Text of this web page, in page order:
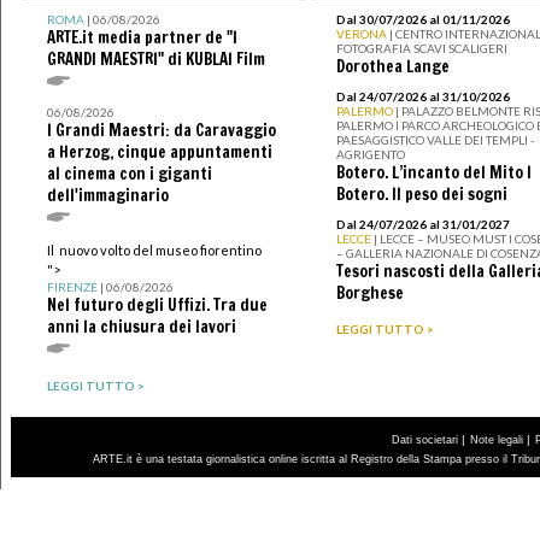
ROMA| 06/08/2026
ARTE.it media partner de "I
GRANDI MAESTRI" di KUBLAI Film
06/08/2026
I Grandi Maestri: da Caravaggio
a Herzog, cinque appuntamenti
al cinema con i giganti
dell'immaginario
Il nuovo volto del museo fiorentino
">
FIRENZE| 06/08/2026
Nel futuro degli Uffizi. Tra due
anni la chiusura dei lavori
LEGGI TUTTO >
Dal 30/07/2026 al 01/11/2026
VERONA | CENTRO
FOTOGRAFIA SCAVI SCALIGERI
Dorothea Lange
Dal 24/07/2026 al 31/10/2026
PALERMO | PALAZZO BELMONTE
PALERMO I PARCO ARCHEOLOGICO
PAESAGGISTICO VALLE DEI TEMPLI -
AGRIGENTO
Botero. L’incanto del Mito I
Botero. Il peso dei sogni
Dal 24/07/2026 al 31/01/2027
LECCE | LECCE – MUSEO MUST I
– GALLERIA NAZIONALE DI
Tesori nascosti della
Borghese
LEGGI TUTTO >
Dati societari | Note legali |
ARTE.it è una testata giornalistica online iscritta al Registro della Stampa presso il